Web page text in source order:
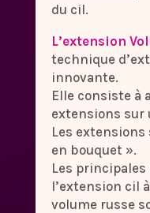
du cil.
L’extension
technique
innovante.
Elle consiste à
extensions sur
Les
en bouquet ».
Les
l’extension cil
volume russe